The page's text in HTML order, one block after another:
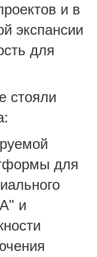
и в
экспансии
для
стояли
для
и